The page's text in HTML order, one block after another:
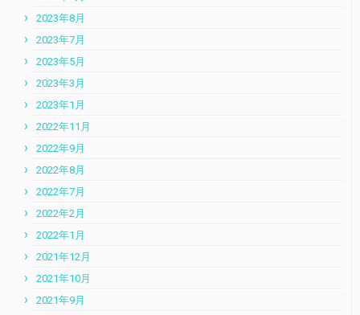
2023年8月
2023年7月
2023年5月
2023年3月
2023年1月
2022年11月
2022年9月
2022年8月
2022年7月
2022年2月
2022年1月
2021年12月
2021年10月
2021年9月